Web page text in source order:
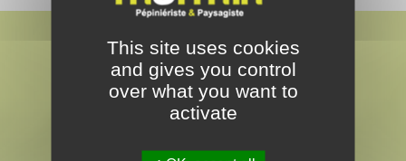
This site uses cookies
and gives you control
over what you want to
activate